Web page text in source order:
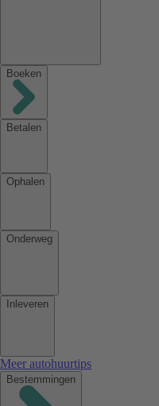
Boeken
Betalen
Ophalen
Onderweg
Inleveren
Meer autohuurtips
Bestemmingen